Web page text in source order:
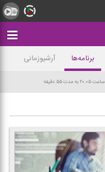
برنامه‌ها
آرشیوزمانی
ساعت ۲۰:۰۵ به مدت ۵۵ دقیقه